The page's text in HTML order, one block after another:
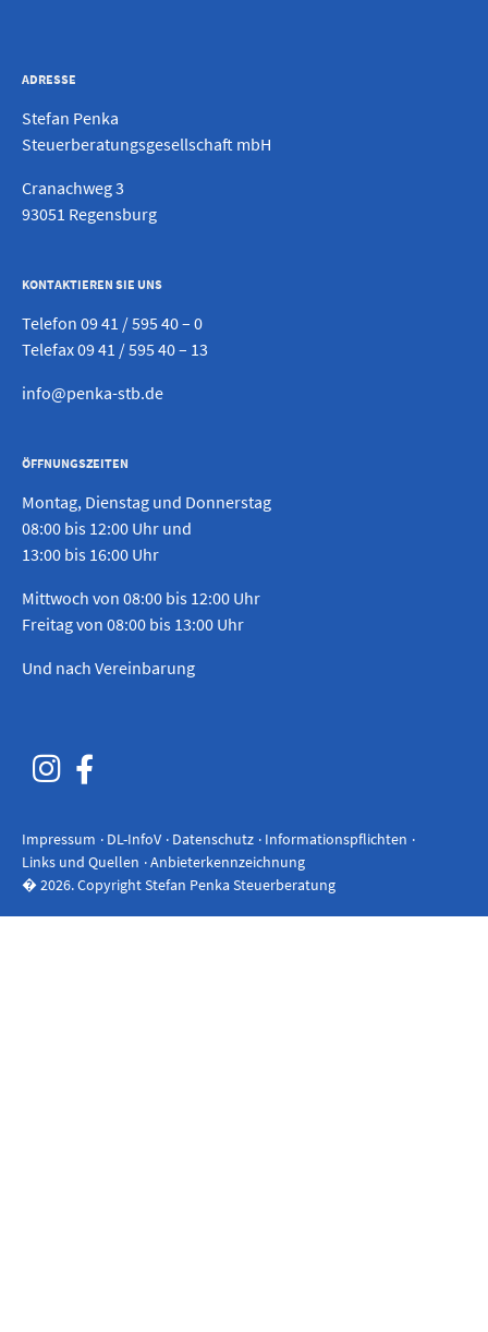
ADRESSE
Stefan Penka
Steuerberatungsgesellschaft mbH
Cranachweg 3
93051 Regensburg
KONTAKTIEREN SIE UNS
Telefon 09 41 / 595 40 – 0
Telefax 09 41 / 595 40 – 13
info@penka-stb.de
ÖFFNUNGSZEITEN
Montag, Dienstag und Donnerstag
08:00 bis 12:00 Uhr und
13:00 bis 16:00 Uhr
Mittwoch von 08:00 bis 12:00 Uhr
Freitag von 08:00 bis 13:00 Uhr
Und nach Vereinbarung
Impressum DL-InfoV Datenschutz
Informationspflichten
Links und Quellen
Anbieterkennzeichnung
� 2026. Copyright Stefan Penka Steuerberatung